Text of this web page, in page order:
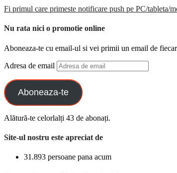
Fi primul care primeste notificare push pe PC/tableta/
Nu rata nici o promotie online
Aboneaza-te cu email-ul si vei primii un email de
Adresa de email
Aboneaza-te
Alătură-te celorlalți 43 de abonați.
Site-ul nostru este apreciat de
31.893 persoane pana acum